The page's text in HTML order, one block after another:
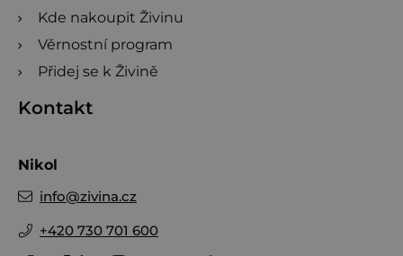
Kde nakoupit Živinu
Věrnostní program
Přidej se k Živině
Kontakt
Nikol
info@zivina.cz
+420 730 701 600